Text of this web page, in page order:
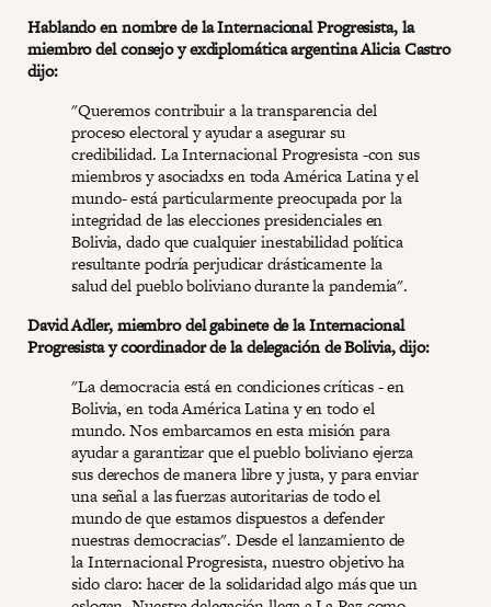
Hablando en nombre de la Internacional Progresista, la
miembro del consejo y exdiplomática argentina Alicia Castro
dijo:
"Queremos contribuir a la transparencia del
proceso electoral y ayudar a asegurar su
credibilidad. La Internacional Progresista -con sus
miembros y asociadxs en toda América Latina y el
mundo- está particularmente preocupada por la
integridad de las elecciones presidenciales en
Bolivia, dado que cualquier inestabilidad política
resultante podría perjudicar drásticamente la
salud del pueblo boliviano durante la pandemia".
David Adler, miembro del gabinete de la Internacional
Progresista y coordinador de la delegación de Bolivia, dijo:
"La democracia está en condiciones críticas - en
Bolivia, en toda América Latina y en todo el
mundo. Nos embarcamos en esta misión para
ayudar a garantizar que el pueblo boliviano ejerza
sus derechos de manera libre y justa, y para enviar
una señal a las fuerzas autoritarias de todo el
mundo de que estamos dispuestos a defender
nuestras democracias". Desde el lanzamiento de
la Internacional Progresista, nuestro objetivo ha
sido claro: hacer de la solidaridad algo más que un